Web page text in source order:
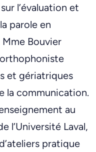
l’évaluation et
parole en
Bouvier
et gériatriques
la communication.
au
l’Université Laval,
pratique